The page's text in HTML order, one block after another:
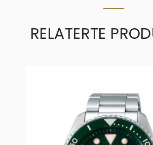
RELATERTE